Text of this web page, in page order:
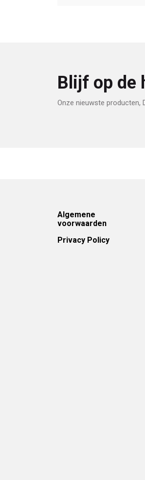
Blijf op de
Onze nieuwste producten,
Footer
Algemene
voorwaarden
Privacy Policy